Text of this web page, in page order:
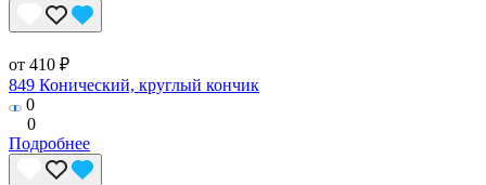
от 410 ₽
849 Конический, круглый кончик
0
0
Подробнее